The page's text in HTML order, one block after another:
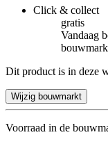
Click & collect
gratis
Vandaag
Dit product is in deze
Wijzig bouwmarkt
Voorraad in de